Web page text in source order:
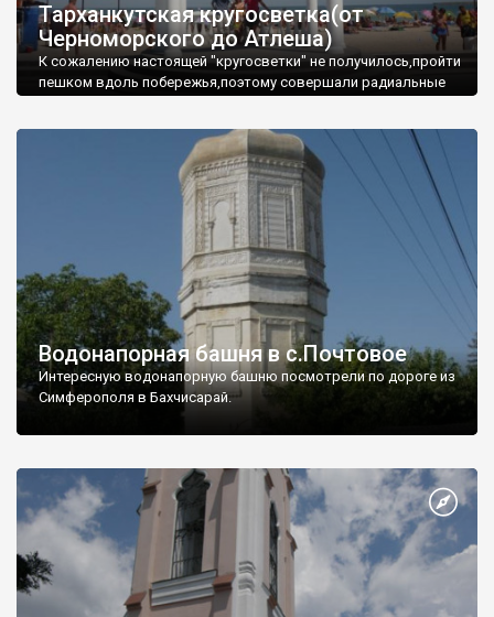
Тарханкутская кругосветка(от
Черноморского до Атлеша)
К сожалению настоящей "кругосветки" не получилось,пройти
пешком вдоль побережья,поэтому совершали радиальные
Водонапорная башня в с.Почтовое
Интересную водонапорную башню посмотрели по дороге из
Симферополя в Бахчисарай.